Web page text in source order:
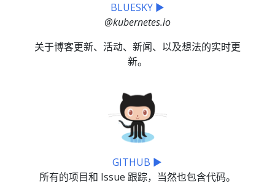
BLUESKY ▶
@kubernetes.io
关于博客更新、活动、新闻、以及想法的实时更
新。
GITHUB ▶
所有的项目和 Issue 跟踪，当然也包含代码。